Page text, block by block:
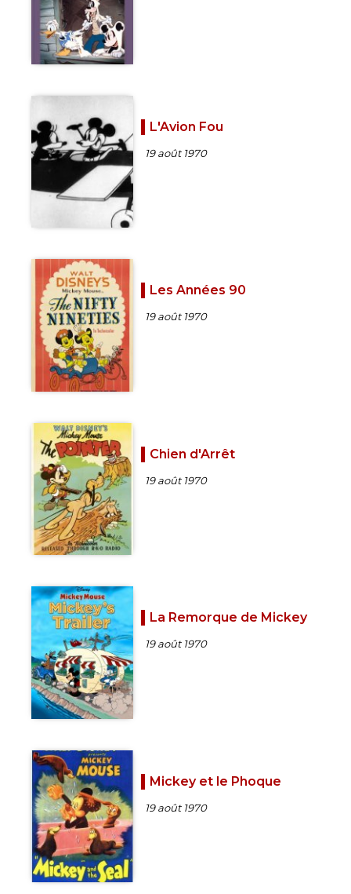
L'Avion Fou
19 août 1970
Les Années 90
19 août 1970
Chien d'Arrêt
19 août 1970
La Remorque de Mickey
19 août 1970
Mickey et le Phoque
19 août 1970